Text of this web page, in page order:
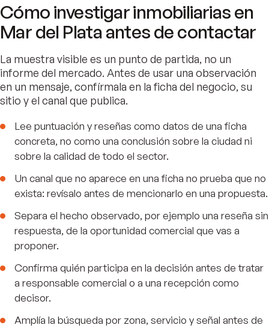
Cómo investigar inmobiliarias en
Mar del Plata antes de contactar
La muestra visible es un punto de partida, no un
informe del mercado. Antes de usar una observación
en un mensaje, confírmala en la ficha del negocio, su
sitio y el canal que publica.
Lee puntuación y reseñas como datos de una ficha
concreta, no como una conclusión sobre la ciudad ni
sobre la calidad de todo el sector.
Un canal que no aparece en una ficha no prueba que no
exista: revísalo antes de mencionarlo en una propuesta.
Separa el hecho observado, por ejemplo una reseña sin
respuesta, de la oportunidad comercial que vas a
proponer.
Confirma quién participa en la decisión antes de tratar
a responsable comercial o a una recepción como
decisor.
Amplía la búsqueda por zona, servicio y señal antes de